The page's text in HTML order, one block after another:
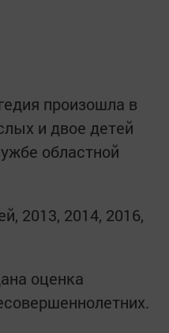
произошла в
и двое детей
областной
2013, 2014, 2016,
оценка